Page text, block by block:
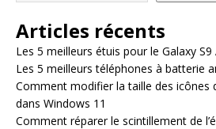
Articles récents
Les 5 meilleurs étuis pour le Galaxy
Les 5 meilleurs téléphones à batterie
Comment modifier la taille des icônes
dans Windows 11
Comment réparer le scintillement de